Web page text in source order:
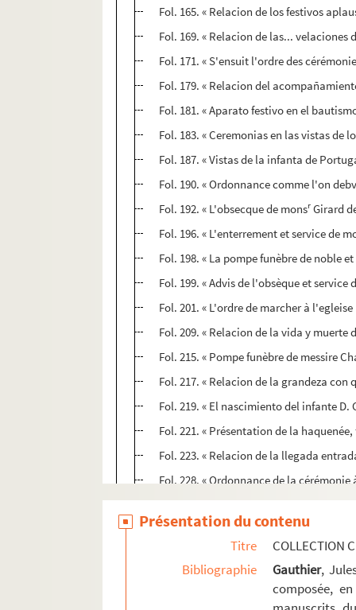
Fol. 165. « Relacion de los festivos
Fol. 169. « Relacion de las...
Fol. 171. « S'ensuit l'ordre des
Fol. 179. « Relacion del
Fol. 181. « Aparato festivo en el
Fol. 183. « Ceremonias en las vistas de
Fol. 187. « Vistas de la infanta de
Fol. 190. « Ordonnance comme l'on
Fol. 192. « L'obsecque de monsr Girard
Fol. 196. « L'enterrement et service de
Fol. 198. « La pompe funèbre de noble
Fol. 199. « Advis de l'obsèque et service
Fol. 201. « L'ordre de marcher à
Fol. 209. « Relacion de la vida y muerte
Fol. 215. « Pompe funèbre de messire
Fol. 217. « Relacion de la grandeza
Fol. 219. « El nascimiento del infante D.
Fol. 221. « Présentation de la
Fol. 223. « Relacion de la llegada
Fol. 228. « Ordonnance de la
Fol. 232. « Advis pour tenir et célébrer
Fol. 248. « Recueil de ce qu'a esté
Fol. 256. « Relacion de la orden de
Fol. 284. Manifeste de Marie de
Fol. 302. Relation de la paix d'Arras
Présentation du contenu
Titre
COLLECTION
Bibliographie
Gauthier,
composée,